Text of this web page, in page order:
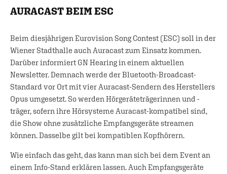
AURACAST BEIM ESC
Beim diesjährigen Eurovision Song Contest (ESC) soll in der
Wiener Stadthalle auch Auracast zum Einsatz kommen.
Darüber informiert GN Hearing in einem aktuellen
Newsletter. Demnach werde der Bluetooth-Broadcast-
Standard vor Ort mit vier Auracast-Sendern des Herstellers
Opus umgesetzt. So werden Hörgeräteträgerinnen und -
träger, sofern ihre Hörsysteme Auracast-kompatibel sind,
die Show ohne zusätzliche Empfangsgeräte streamen
können. Dasselbe gilt bei kompatiblen Kopfhörern.
Wie einfach das geht, das kann man sich bei dem Event an
einem Info-Stand erklären lassen. Auch Empfangsgeräte